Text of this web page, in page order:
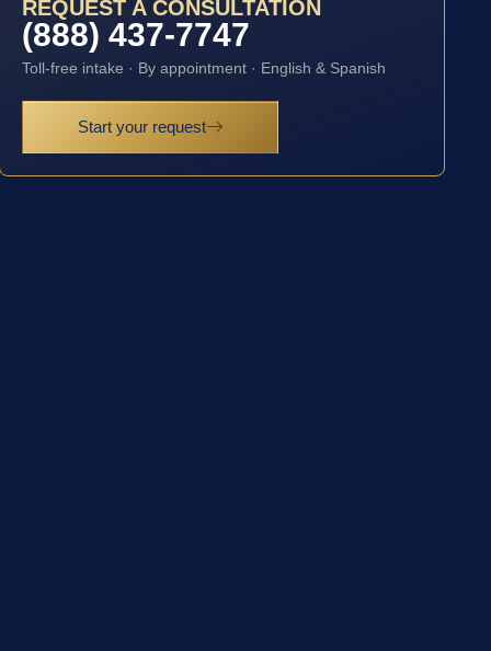
REQUEST A CONSULTATION
(888) 437-7747
Toll-free intake · By appointment · English & Spanish
Start your request